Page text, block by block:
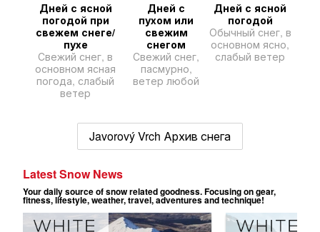
Дней с ясной
погодой при
свежем снеге/
пухе
Свежий снег, в
основном ясная
погода, слабый
ветер
Дней с
пухом или
свежим
снегом
Свежий снег,
пасмурно,
ветер любой
Дней с ясной
погодой
Обычный снег, в
основном ясно,
слабый ветер
Javorový Vrch Архив снега